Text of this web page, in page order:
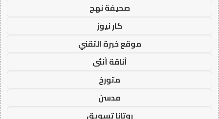
صحيفة نهج
كار نيوز
موقع خبرة التقني
أناقة أنثى
متورخ
مدسن
روتانا تسويق